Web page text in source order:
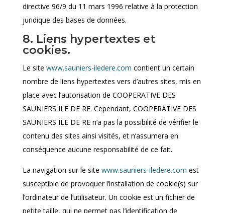
directive 96/9 du 11 mars 1996 relative à la protection
juridique des bases de données.
8. Liens hypertextes et
cookies.
Le site www.sauniers-iledere.com contient un certain
nombre de liens hypertextes vers d’autres sites, mis en
place avec l’autorisation de COOPERATIVE DES
SAUNIERS ILE DE RE. Cependant, COOPERATIVE DES
SAUNIERS ILE DE RE n’a pas la possibilité de vérifier le
contenu des sites ainsi visités, et n’assumera en
conséquence aucune responsabilité de ce fait.
La navigation sur le site www.sauniers-iledere.com est
susceptible de provoquer l’installation de cookie(s) sur
l’ordinateur de l’utilisateur. Un cookie est un fichier de
petite taille, qui ne permet pas l’identification de